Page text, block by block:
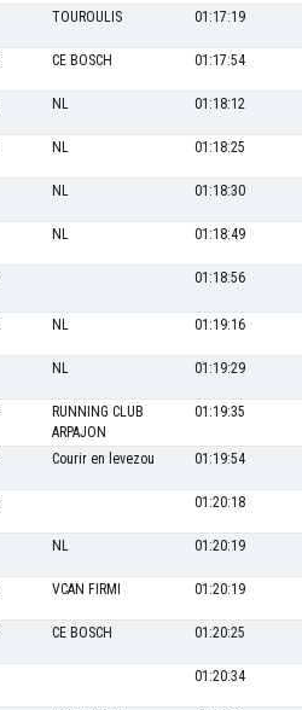
TOUROULIS 01:17:19
CE BOSCH 01:17:54
NL 01:18:12
NL 01:18:25
NL 01:18:30
NL 01:18:49
01:18:56
NL 01:19:16
NL 01:19:29
RUNNING CLUB
ARPAJON
01:19:35
Courir en levezou 01:19:54
01:20:18
NL 01:20:19
VCAN FIRMI 01:20:19
CE BOSCH 01:20:25
01:20:34